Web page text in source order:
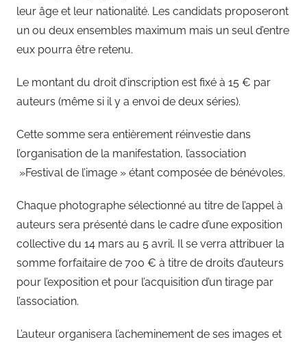
leur âge et leur nationalité. Les candidats proposeront
un ou deux ensembles maximum mais un seul d’entre
eux pourra être retenu.
Le montant du droit d’inscription est fixé à 15 € par
auteurs (même si il y a envoi de deux séries).
Cette somme sera entièrement réinvestie dans
l’organisation de la manifestation, l’association
»Festival de l’image » étant composée de bénévoles.
Chaque photographe sélectionné au titre de l’appel à
auteurs sera présenté dans le cadre d’une exposition
collective du 14 mars au 5 avril. Il se verra attribuer la
somme forfaitaire de 700 € à titre de droits d’auteurs
pour l’exposition et pour l’acquisition d’un tirage par
l’association.
L’auteur organisera l’acheminement de ses images et